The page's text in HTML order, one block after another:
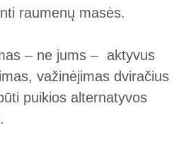
raumenų masės.
– ne jums – aktyvus
važinėjimas dviračius
puikios alternatyvos